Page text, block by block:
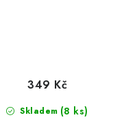
Skladem (8 ks)
349 Kč